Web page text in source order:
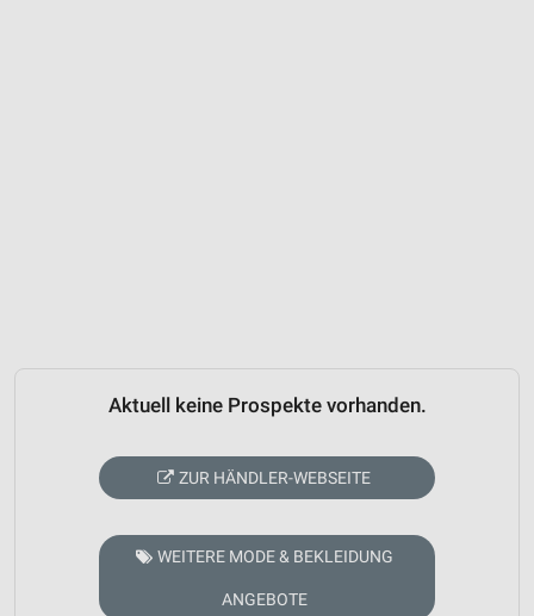
Aktuell keine Prospekte vorhanden.
ZUR HÄNDLER-WEBSEITE
WEITERE MODE & BEKLEIDUNG
ANGEBOTE